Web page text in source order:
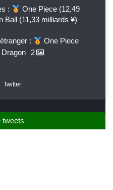
:
One Piece (12,49
Ball (11,33 milliards ¥)
:
One Piece
Dragon 2
Twitter
tweets